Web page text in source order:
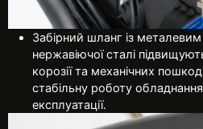
Забірний шланг із
нержавіючої сталі
корозії та механічних
стабільну роботу
експлуатації.